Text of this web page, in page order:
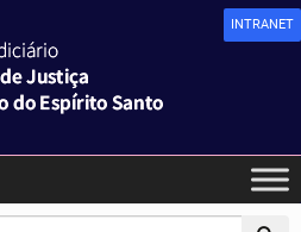
INTRANET